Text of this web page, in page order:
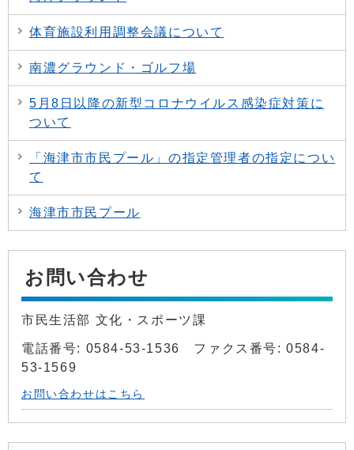
体育施設利用調整会議について
南濃グラウンド・ゴルフ場
5月8日以降の新型コロナウイルス感染症対策に
ついて
「海津市市民プール」の指定管理者の指定につい
て
海津市市民プール
お問い合わせ
市民生活部 文化・スポーツ課
電話番号: 0584-53-1536 ファクス番号: 0584-
53-1569
お問い合わせはこちら